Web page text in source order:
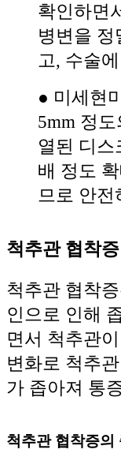
확인하면
병변을
고, 수술
● 미세현
5mm 정
열된 디스
배 정도
므로 안전
척추관 협착증
척추관 협착
인으로 인해
면서 척추관
변화로 척추
가 좁아져 통
척추관 협착증의